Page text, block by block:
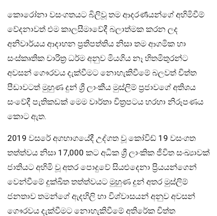
කොරෝනා වසංගතයට බිලිවූ තම ආදරර්‍ණයන්ගේ අහිමිවීම්
වේදනාවත් එම කාලසීමාවේදී බලාත්මක කරන ලද
අනිවාර්යය ආදාහන ප්‍රතිපත්තිය නිසා තම ආගමික හා
සංස්කෘතික චාරිත්‍ර ධර්ම අනුව මියගිය නෑ හිතමිතුරන්ට
අවසන් ගෞරවය දැක්වීමට නොහැකිවීමේ බලවත් චිත්ත
පීඩාවටත් මුහුණ දුන් ශ්‍රී ලාංකීය මුස්ලිම් ප්‍රජාවගේ අතිශය
සංවේදී පැතිකඩක් මෙම වාර්තා චිත්‍රපටය හරහා නිරූපණය
කොට ඇත.
2019 වසරේ අගභාගයේදී උද්ගත වූ කෝවිඩ් 19 වසංගත
තත්ත්වය නිසා 17,000 කට අධික ශ්‍රී ලාංකික ජීවිත සංඛ්‍යාවක්
ජාතියට අහිමි වූ අතර පොදුවේ සියළුදෙනා ප්‍රියයන්ගෙන්
වෙන්වීමේ දුක්ඛිත තත්ත්වයට මුහුණ දුන් අතර මුස්ලිම්
ජනතාව තමන්ගේ ඇදහිලි හා විශ්වාසයන් අනුව අවසන්
ගෞරවය දැක්වීමට නොහැකිවීමේ අතිරේක චිත්ත